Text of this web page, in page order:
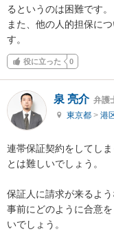
るというのは困難です。
また、他の人的担保に
す。
役に立った 0
泉 亮介 弁護
東京都 > 港
連帯保証契約をしてし
とは難しいでしょう。
保証人に請求が来るよ
事前にどのように合意
いでしょう。